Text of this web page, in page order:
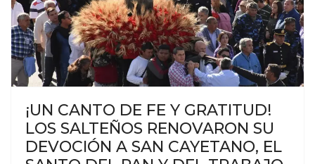
¡UN CANTO DE FE Y GRATITUD!
LOS SALTEÑOS RENOVARON SU
DEVOCIÓN A SAN CAYETANO, EL